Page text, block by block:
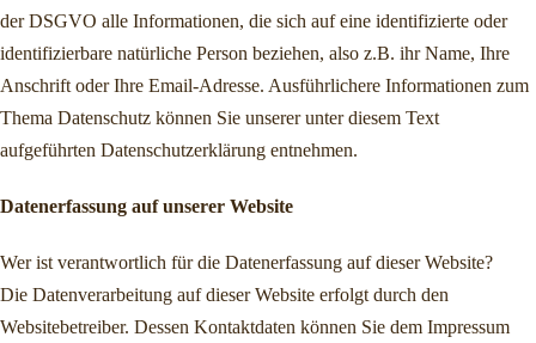
der DSGVO alle Informationen, die sich auf eine identifizierte oder
identifizierbare natürliche Person beziehen, also z.B. ihr Name, Ihre
Anschrift oder Ihre Email-Adresse. Ausführlichere Informationen zum
Thema Datenschutz können Sie unserer unter diesem Text
aufgeführten Datenschutzerklärung entnehmen.
Datenerfassung auf unserer Website
Wer ist verantwortlich für die Datenerfassung auf dieser Website?
Die Datenverarbeitung auf dieser Website erfolgt durch den
Websitebetreiber. Dessen Kontaktdaten können Sie dem Impressum